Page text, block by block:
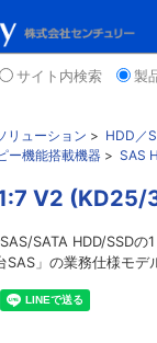
サイト内検索 製
リューション > HDD／
ー機能搭載機器 > SAS
V2
SATA HDD/SSDの
SAS」の業務仕様モデ